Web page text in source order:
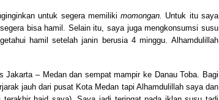
untuk segera memilikimomongan. Untuk itu saya
bisa hamil. Selain itu, saya juga mengkonsumsi susu
hamil setelah janin berusia 4 minggu. Alhamdulillah
– Medan dan sempat mampir ke Danau Toba. Bagi
jauh dari pusat Kota Medan tapi Alhamdulillah saya dan